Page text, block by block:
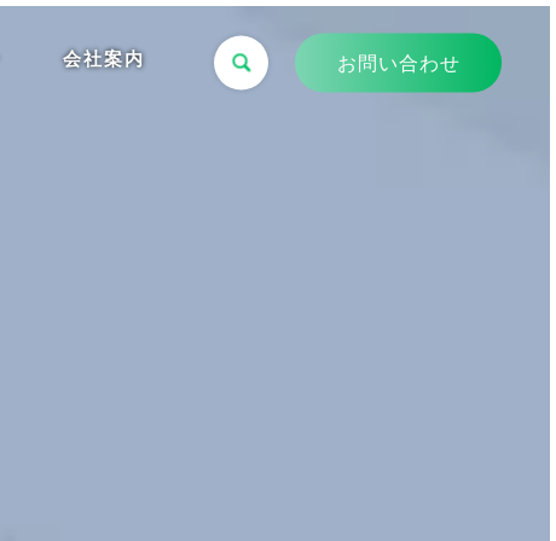
会社案内 お問い合わせ